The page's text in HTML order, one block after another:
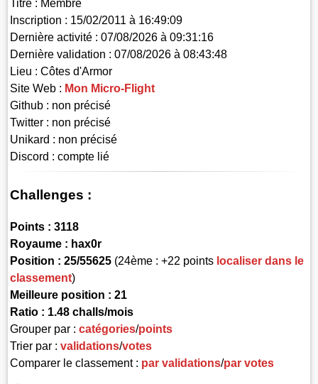
Titre : Membre
Inscription : 15/02/2011 à 16:49:09
Dernière activité : 07/08/2026 à 09:31:16
Dernière validation : 07/08/2026 à 08:43:48
Lieu : Côtes d'Armor
Site Web : Mon Micro-Flight
Github : non précisé
Twitter : non précisé
Unikard : non précisé
Discord : compte lié
Challenges :
Points : 3118
Royaume : hax0r
Position : 25/55625 (24ème : +22 points localiser dans le
classement)
Meilleure position : 21
Ratio : 1.48 challs/mois
Grouper par :catégories/points
Trier par :validations/votes
Comparer le classement : par validations/par votes